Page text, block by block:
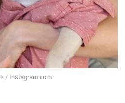
/ Instagram.com